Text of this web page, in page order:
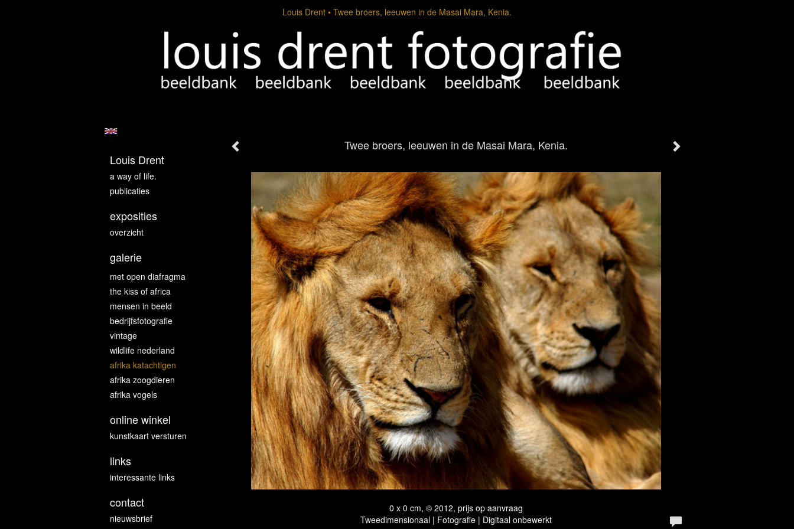
Louis Drent Twee broers, leeuwen in de Masai Mara, Kenia.
Twee broers, leeuwen in de Masai Mara, Kenia.
0 x 0 cm, © 2012, prijs op aanvraag
Tweedimensionaal | Fotografie | Digitaal onbewerkt
Louis Drent
a way of life.
publicaties
exposities
overzicht
galerie
met open diafragma
the kiss of africa
mensen in beeld
bedrijfsfotografie
vintage
wildlife nederland
afrika katachtigen
afrika zoogdieren
afrika vogels
online winkel
kunstkaart versturen
links
interessante links
contact
nieuwsbrief